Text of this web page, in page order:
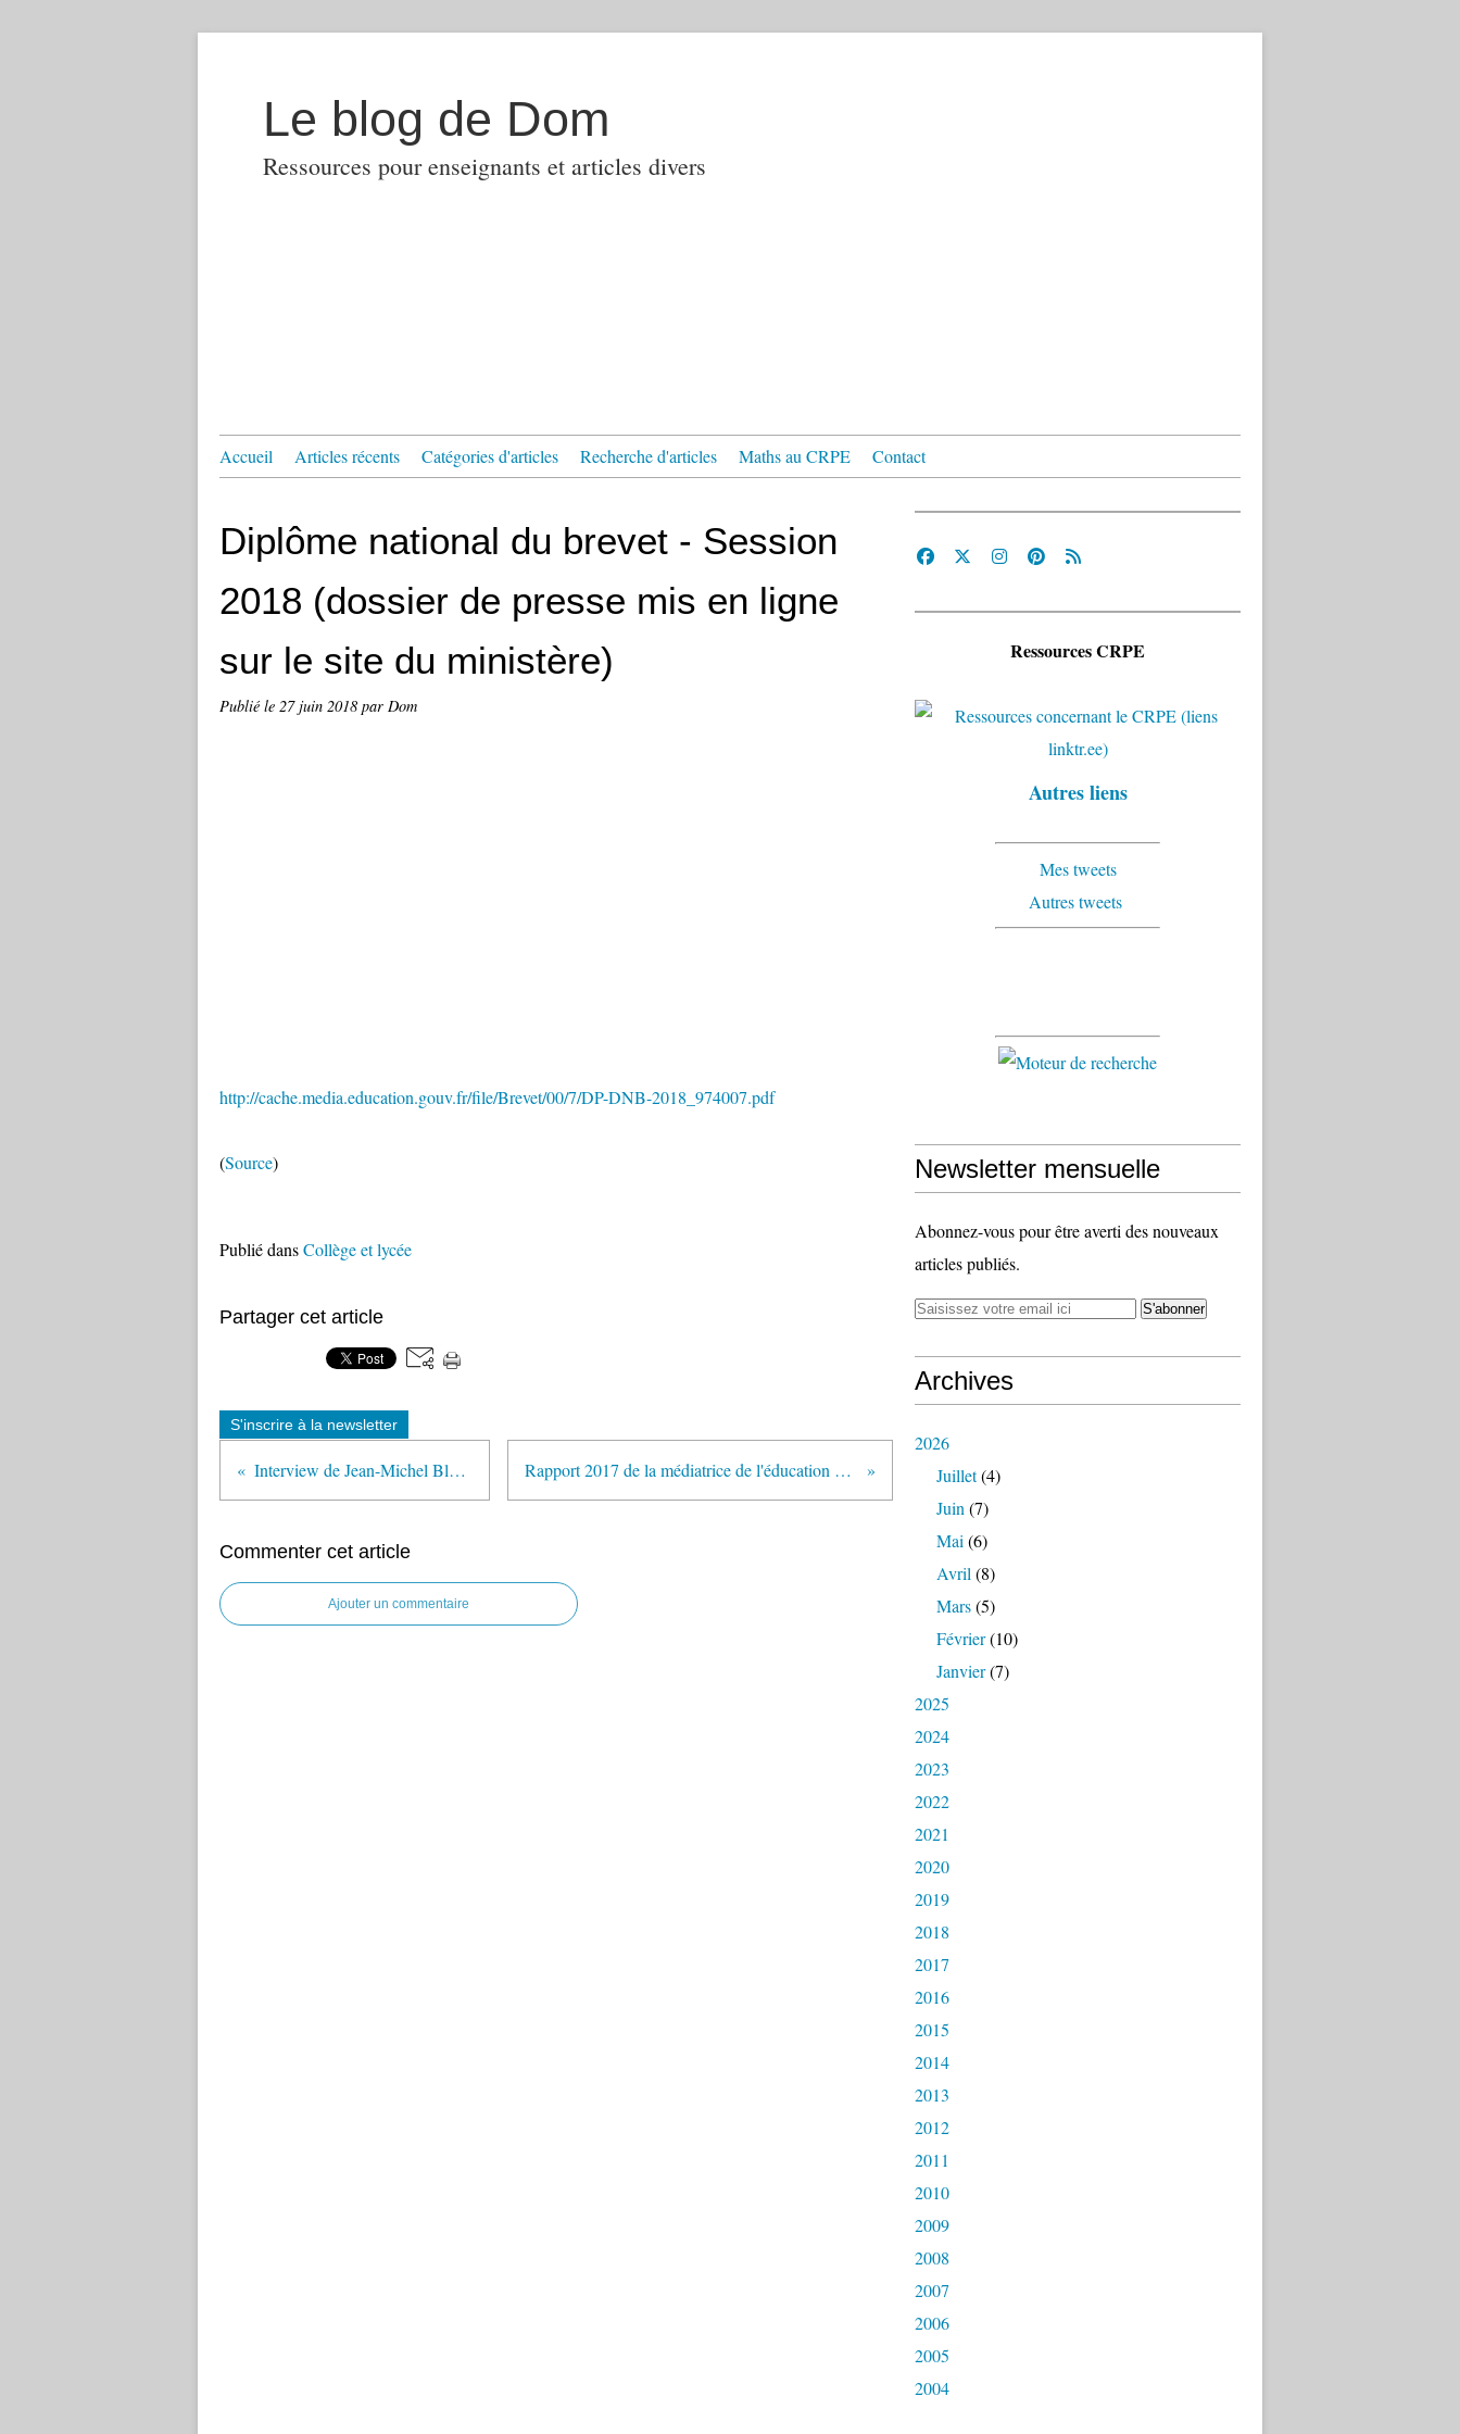
Le blog de Dom
Ressources pour enseignants et articles divers
Accueil Articles récents Catégories d'articles Recherche d'articles Maths au CRPE Contact
Diplôme national du brevet - Session
2018 (dossier de presse mis en ligne
sur le site du ministère)
Publié le 27 juin 2018 par Dom
http://cache.media.education.gouv.fr/file/Brevet/00/7/DP-DNB-2018_974007.pdf
(Source)
Publié dansCollège et lycée
Partager cet article
S'inscrire à la newsletter
Interview de Jean-Michel Blanquer diffusées sur Europe 1 le 22 juin 2018 Rapport 2017 de la médiatrice de l'éducation nationale et de l'enseignement supérieur (présenté le 27 juin 2018)
Commenter cet article
Ajouter un commentaire
Ressources CRPE
Autres liens
Mes tweets
Autres tweets
Newsletter mensuelle
Abonnez-vous pour être averti des nouveaux
articles publiés.
Archives
2026
Juillet(4)
Juin (7)
Mai (6)
Avril (8)
Mars(5)
Février(10)
Janvier(7)
2025
2024
2023
2022
2021
2020
2019
2018
2017
2016
2015
2014
2013
2012
2011
2010
2009
2008
2007
2006
2005
2004